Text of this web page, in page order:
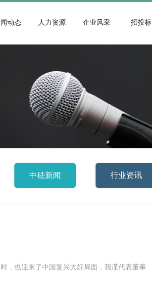
动态 人力资源 企业风采 招投标
中砝新闻 行业资讯
，也迎来了中国复兴大好局面，我谨代表董事